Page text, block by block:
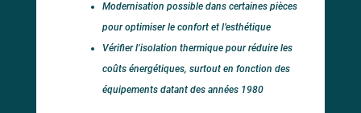
Modernisation possible dans certaines pièces
pour optimiser le confort et l’esthétique
Vérifier l’isolation thermique pour réduire les
coûts énergétiques, surtout en fonction des
équipements datant des années 1980